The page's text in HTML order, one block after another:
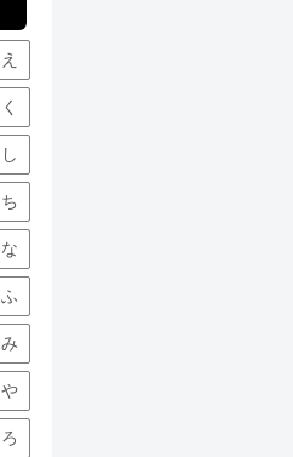
え
く
し
ち
な
ふ
み
や
ろ